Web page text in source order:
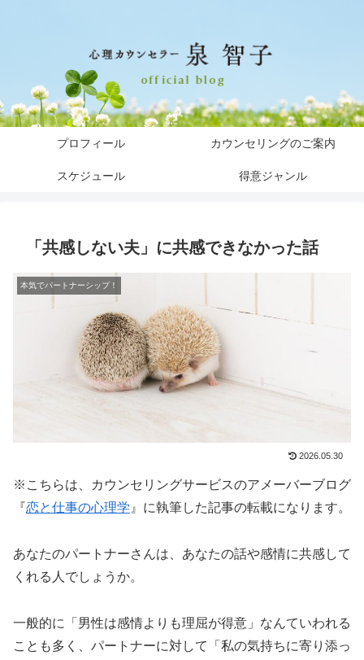
プロフィール カウンセリングのご案内
スケジュール 得意ジャンル
「共感しない夫」に共感できなかった話
本気でパートナーシップ！
2026.05.30
※こちらは、カウンセリングサービスのアメーバーブログ
『恋と仕事の心理学 』に執筆した記事の転載になります。
あなたのパートナーさんは、あなたの話や感情に共感して
くれる人でしょうか。
一般的に「男性は感情よりも理屈が得意」なんていわれる
ことも多く、パートナーに対して「私の気持ちに寄り添っ